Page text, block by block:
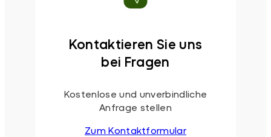
Kontaktieren Sie uns
bei Fragen
Kostenlose und unverbindliche
Anfrage stellen
Zum Kontaktformular